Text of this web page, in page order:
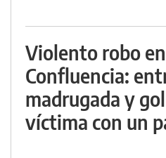
Violento robo
Confluencia:
madrugada y
víctima con un